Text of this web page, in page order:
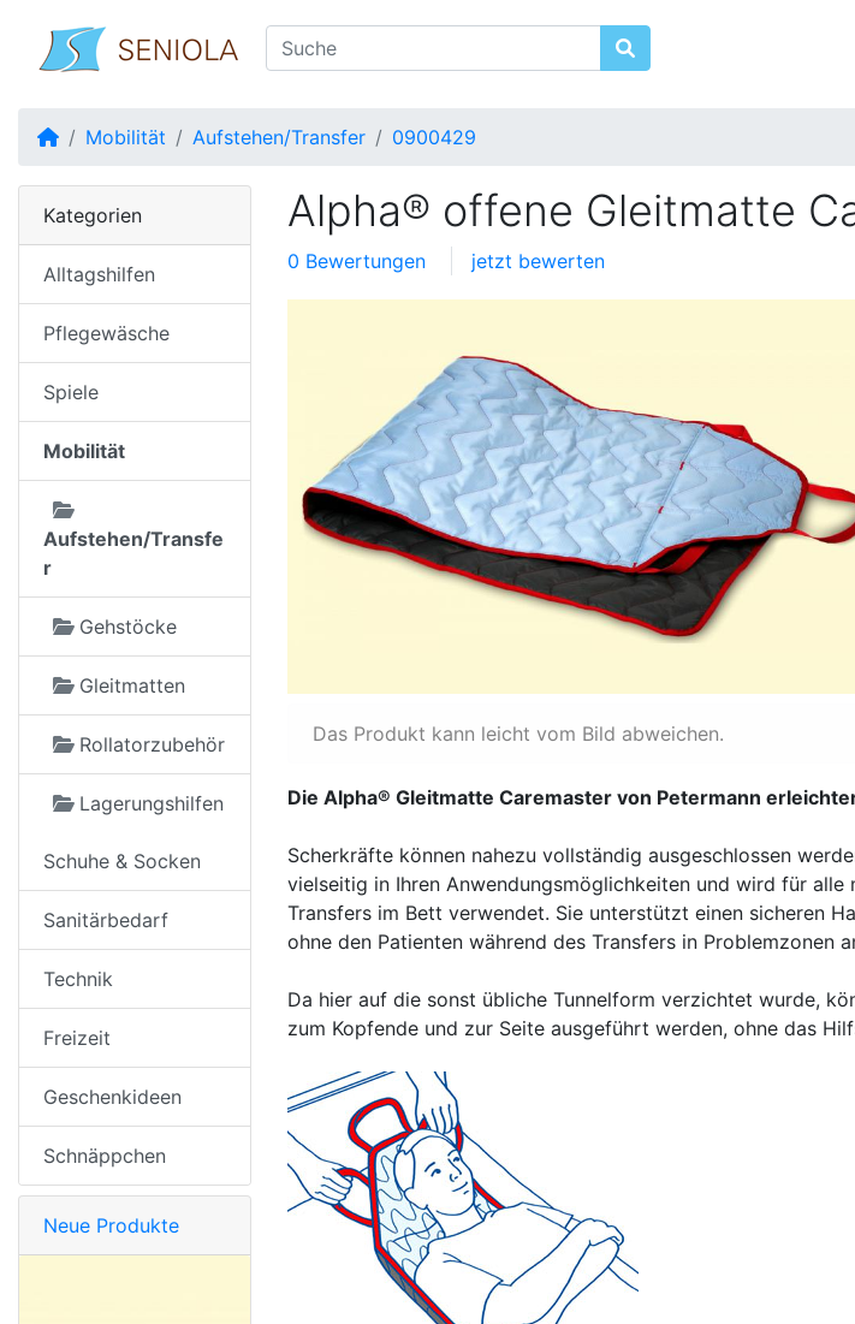
Startseite
Mobilität Aufstehen/Transfer 0900429
Alpha® offene Gleitmatte
0 Bewertungen jetzt bewerten
Das Produkt kann leicht vom Bild abweichen.
Die Alpha® Gleitmatte Caremaster von Petermann
Scherkräfte können nahezu vollständig ausgeschlossen
vielseitig in Ihren Anwendungsmöglichkeiten und wird für
Transfers im Bett verwendet. Sie unterstützt einen sicheren
ohne den Patienten während des Transfers in Problemzonen
Da hier auf die sonst übliche Tunnelform verzichtet wurde,
zum Kopfende und zur Seite ausgeführt werden, ohne das
Kategorien
Alltagshilfen
Pflegewäsche
Spiele
Mobilität
Aufstehen/Transfe
r
Gehstöcke
Gleitmatten
Rollatorzubehör
Lagerungshilfen
Schuhe & Socken
Sanitärbedarf
Technik
Freizeit
Geschenkideen
Schnäppchen
Neue Produkte